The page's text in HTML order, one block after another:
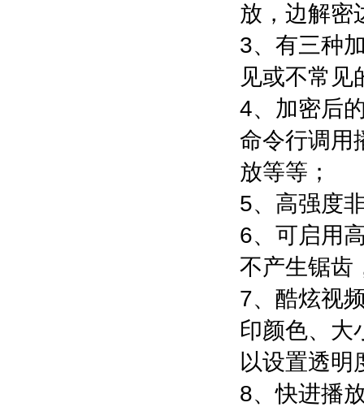
放，边解密
3、有三种
见或不常见
4、加密后
命令行调用
放等等；
5、高强度
6、可启用
不产生锯齿
7、酷炫视
印颜色、大
以设置透明
8、快进播